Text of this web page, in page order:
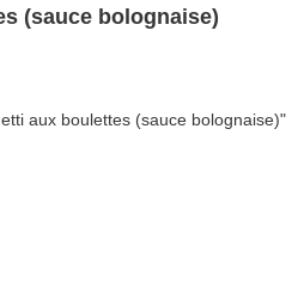
(sauce bolognaise)